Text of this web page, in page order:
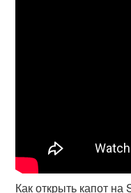
Как открыть капот